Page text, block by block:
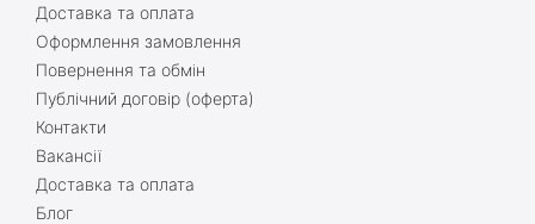
Доставка та оплата
Оформлення замовлення
Повернення та обмін
Публічний договір (оферта)
Контакти
Вакансії
Доставка та оплата
Блог